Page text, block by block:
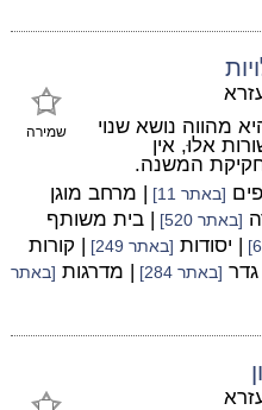
שמירה
מהווה נושא שנוי
אלוּ, אין
המשנה.
[באתר 11] | מרחב מוגן
[באתר 520] | בית משותף
| יסודות [באתר 249] | קורות
גדר [באתר 284] | מדרגות [באתר